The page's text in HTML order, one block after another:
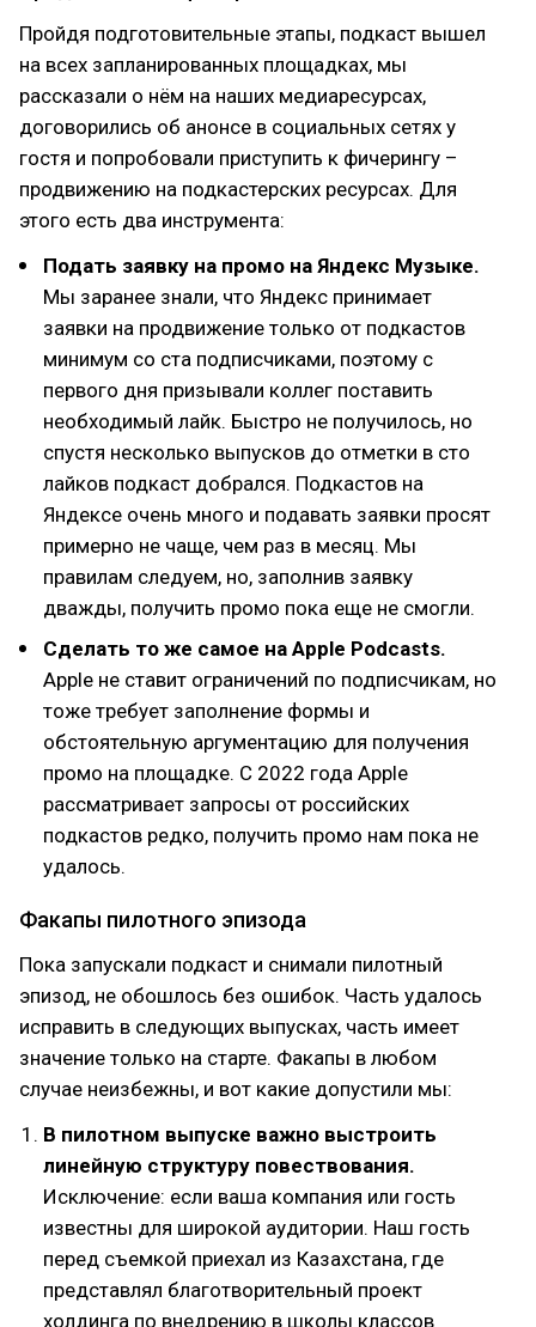
Пройдя подготовительные этапы, подкаст вышел
на всех запланированных площадках, мы
рассказали о нём на наших медиаресурсах,
договорились об анонсе в социальных сетях у
гостя и попробовали приступить к фичерингу –
продвижению на подкастерских ресурсах. Для
этого есть два инструмента:
Подать заявку на промо на Яндекс Музыке.
Мы заранее знали, что Яндекс принимает
заявки на продвижение только от подкастов
минимум со ста подписчиками, поэтому с
первого дня призывали коллег поставить
необходимый лайк. Быстро не получилось, но
спустя несколько выпусков до отметки в сто
лайков подкаст добрался. Подкастов на
Яндексе очень много и подавать заявки просят
примерно не чаще, чем раз в месяц. Мы
правилам следуем, но, заполнив заявку
дважды, получить промо пока еще не смогли.
Сделать то же самое на Apple Podcasts.
Apple не ставит ограничений по подписчикам, но
тоже требует заполнение формы и
обстоятельную аргументацию для получения
промо на площадке. С 2022 года Apple
рассматривает запросы от российских
подкастов редко, получить промо нам пока не
удалось.
Факапы пилотного эпизода
Пока запускали подкаст и снимали пилотный
эпизод, не обошлось без ошибок. Часть удалось
исправить в следующих выпусках, часть имеет
значение только на старте. Факапы в любом
случае неизбежны, и вот какие допустили мы:
В пилотном выпуске важно выстроить
линейную структуру повествования.
Исключение: если ваша компания или гость
известны для широкой аудитории. Наш гость
перед съемкой приехал из Казахстана, где
представлял благотворительный проект
холдинга по внедрению в школы классов